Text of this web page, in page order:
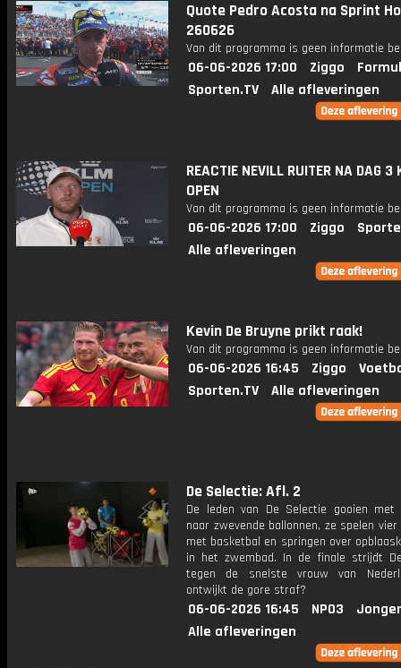
Quote Pedro Acosta na Sprint
260626
Van dit programma is geen informatie
06-06-2026 17:00 Ziggo
Sporten.TV
Alle afleveringen
REACTIE NEVILL RUITER NA DAG 3
OPEN
Van dit programma is geen informatie
06-06-2026 17:00 Ziggo
Alle afleveringen
Kevin De Bruyne prikt raak!
Van dit programma is geen informatie
06-06-2026 16:45 Ziggo
Sporten.TV
Alle afleveringen
De Selectie: Afl. 2
De leden van De Selectie gooien met
naar zwevende ballonnen, ze spelen
met basketbal en springen over
in het zwembad. In de finale strijdt
tegen de snelste vrouw van
ontwijkt de gore straf?
06-06-2026 16:45 NPO3
Alle afleveringen